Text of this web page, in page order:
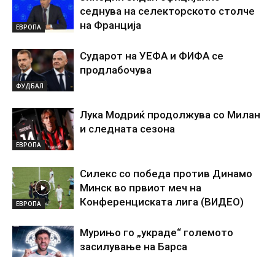
ЕВРОПА
седнува на селекторското столче
на Франција
ФУДБАЛ
Сударот на УЕФА и ФИФА се
продлабочува
ЕВРОПА
Лука Модриќ продолжува со Милан
и следната сезона
ЕВРОПА
Силекс со победа против Динамо
Минск во првиот меч на
Конференциската лига (ВИДЕО)
Мурињо го „украде“ големото
засилување на Барса